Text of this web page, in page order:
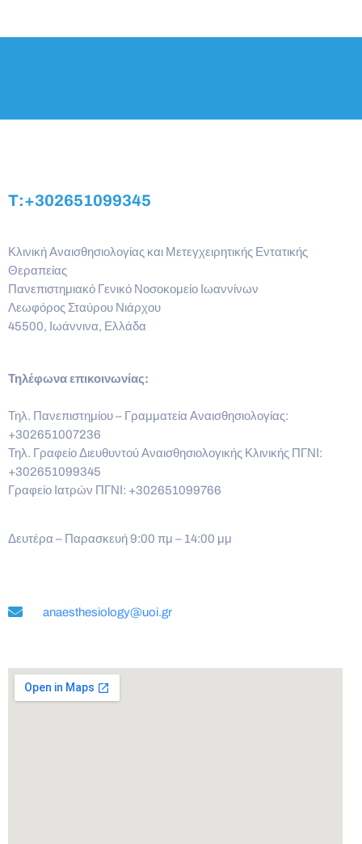
T:+302651099345
Κλινική Αναισθησιολογίας και Μετεγχειρητικής Εντατικής
Θεραπείας
Πανεπιστημιακό Γενικό Νοσοκομείο Ιωαννίνων
Λεωφόρος Σταύρου Νιάρχου
45500, Ιωάννινα, Ελλάδα
Τηλέφωνα επικοινωνίας:
Τηλ. Πανεπιστημίου – Γραμματεία Αναισθησιολογίας:
+302651007236
Τηλ. Γραφείο Διευθυντού Αναισθησιολογικής Κλινικής ΠΓΝΙ:
+302651099345
Γραφείο Ιατρών ΠΓΝΙ: +302651099766
Δευτέρα – Παρασκευή 9:00 πμ – 14:00 μμ
anaesthesiology@uoi.gr